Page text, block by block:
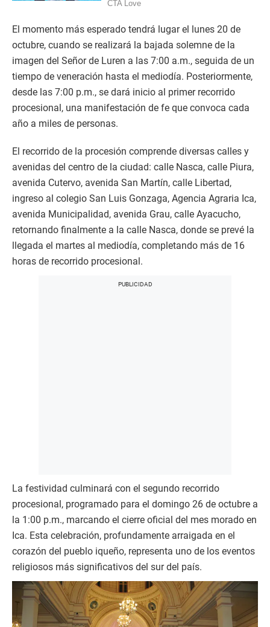
El momento más esperado tendrá lugar el lunes 20 de
octubre, cuando se realizará la bajada solemne de la
imagen del Señor de Luren a las 7:00 a.m., seguida de un
tiempo de veneración hasta el mediodía. Posteriormente,
desde las 7:00 p.m., se dará inicio al primer recorrido
procesional, una manifestación de fe que convoca cada
año a miles de personas.
El recorrido de la procesión comprende diversas calles y
avenidas del centro de la ciudad: calle Nasca, calle Piura,
avenida Cutervo, avenida San Martín, calle Libertad,
ingreso al colegio San Luis Gonzaga, Agencia Agraria Ica,
avenida Municipalidad, avenida Grau, calle Ayacucho,
retornando finalmente a la calle Nasca, donde se prevé la
llegada el martes al mediodía, completando más de 16
horas de recorrido procesional.
La festividad culminará con el segundo recorrido
procesional, programado para el domingo 26 de octubre a
la 1:00 p.m., marcando el cierre oficial del mes morado en
Ica. Esta celebración, profundamente arraigada en el
corazón del pueblo iqueño, representa uno de los eventos
religiosos más significativos del sur del país.